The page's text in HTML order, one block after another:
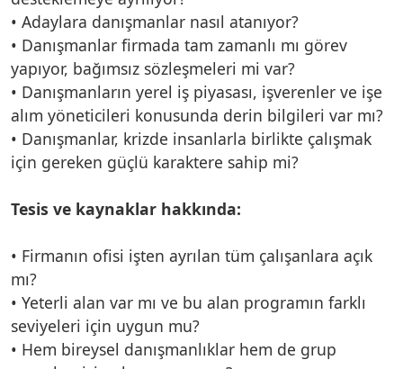
• Adaylara danışmanlar nasıl atanıyor?
• Danışmanlar firmada tam zamanlı mı görev
yapıyor, bağımsız sözleşmeleri mi var?
• Danışmanların yerel iş piyasası, işverenler ve işe
alım yöneticileri konusunda derin bilgileri var mı?
• Danışmanlar, krizde insanlarla birlikte çalışmak
için gereken güçlü karaktere sahip mi?
Tesis ve kaynaklar hakkında:
• Firmanın ofisi işten ayrılan tüm çalışanlara açık
mı?
• Yeterli alan var mı ve bu alan programın farklı
seviyeleri için uygun mu?
• Hem bireysel danışmanlıklar hem de grup